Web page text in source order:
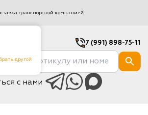
другой
транспортной компанией
7 (991) 898-75-11
с нами